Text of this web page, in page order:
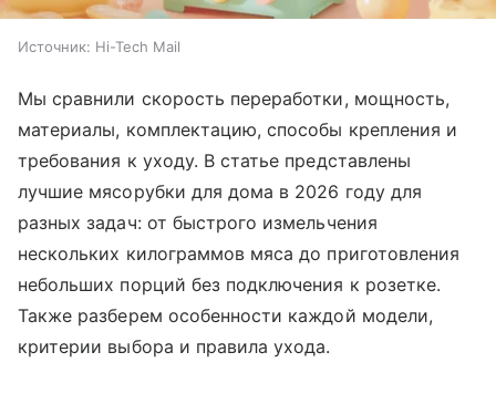
Источник: Hi-Tech Mail
Мы сравнили скорость переработки, мощность,
материалы, комплектацию, способы крепления и
требования к уходу. В статье представлены
лучшие мясорубки для дома в 2026 году для
разных задач: от быстрого измельчения
нескольких килограммов мяса до приготовления
небольших порций без подключения к розетке.
Также разберем особенности каждой модели,
критерии выбора и правила ухода.